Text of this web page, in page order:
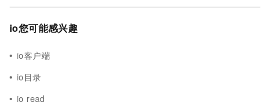
io您可能感兴趣
io客户端
io目录
io read